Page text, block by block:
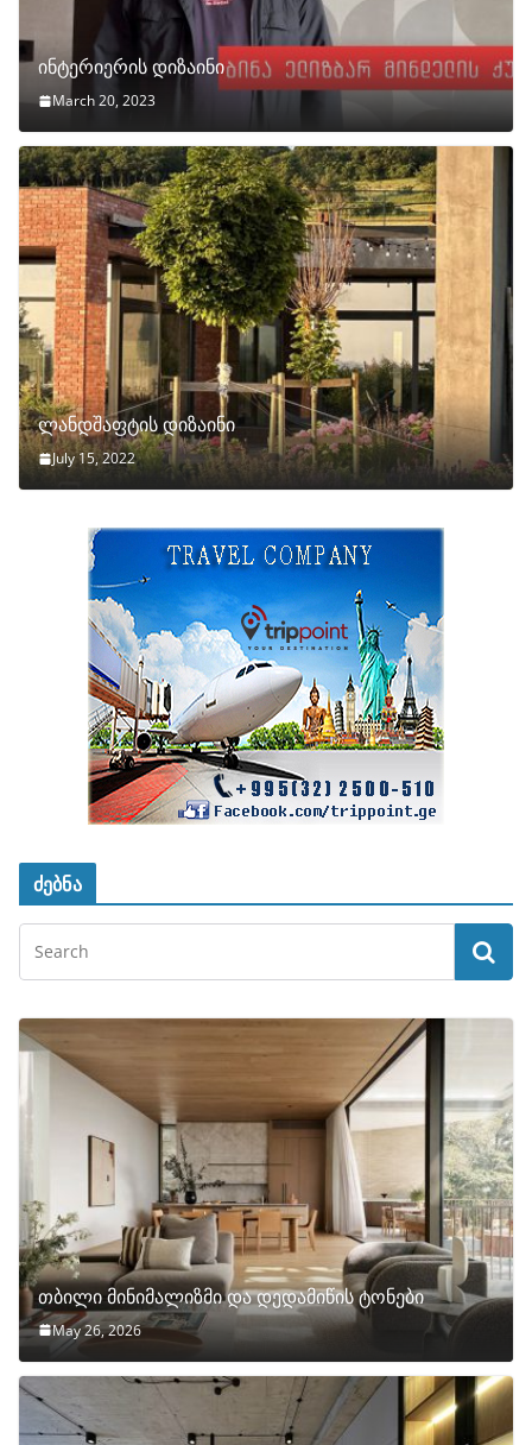
ინტერიერის დიზაინი
March 20, 2023
ლანდშაფტის დიზაინი
July 15, 2022
ძებნა
თბილი მინიმალიზმი და დედამიწის ტონები
May 26, 2026